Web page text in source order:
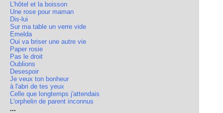
L'hôtel et la boisson
Une rose pour maman
Dis-lui
Sur ma table un verre vide
Emelda
Oui va briser une autre vie
Paper rosie
Pas le droit
Oublions
Desespoir
Je veux ton bonheur
à l'abri de tes yeux
Celle que longtemps j'attendais
L'orphelin de parent inconnus
...